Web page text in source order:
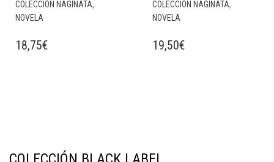
COLECCIÓN NAGINATA,
NOVELA
18,75€
COLECCIÓN NAGINATA,
NOVELA
19,50€